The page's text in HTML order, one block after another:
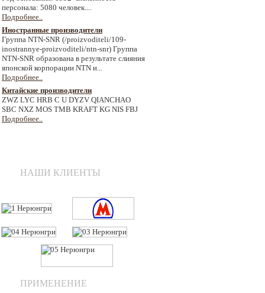
персонала: 5080 человек....
Подробнее..
Иностранные производители
Группа NTN-SNR (/proizvoditeli/109-
inostrannye-proizvoditeli/ntn-snr) Группа
NTN-SNR образована в результате слияния
японской корпорации NTN и...
Подробнее..
Китайские производители
ZWZ LYC HRB C U DYZV QIANCHAO
SBC NXZ MOS TMB KRAFT KG NIS FBJ
Подробнее..
НАШИ КЛИЕНТЫ
ПРИМЕНЕНИЕ